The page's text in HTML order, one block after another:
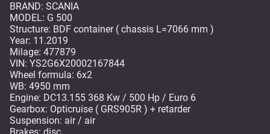
BRAND: SCANIA
MODEL: G 500
Structure: BDF container ( chassis L=7066 mm )
Year: 11.2019
Milage: 477879
VIN: YS2G6X20002167844
Wheel formula: 6x2
WB: 4950 mm
Engine: DC13.155 368 Kw / 500 Hp / Euro 6
Gearbox: Opticruise ( GRS905R ) + retarder
Suspension: air / air